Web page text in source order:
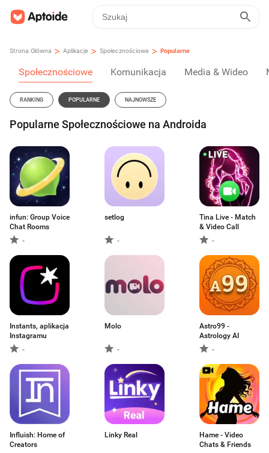
Strona Główna > Aplikacje > Społecznościowe > Popularne
Społecznościowe Komunikacja Media & Wideo
RANKING POPULARNE NAJNOWSZE
Popularne Społecznościowe na Androida
infun: Group Voice
Chat Rooms
-
setlog
-
Tina Live - Match
& Video Call
-
Instants, aplikacja
Instagramu
-
Molo
-
Astro99 -
Astrology AI
-
Influish: Home of
Creators
Linky Real
Hame - Video
Chats & Friends